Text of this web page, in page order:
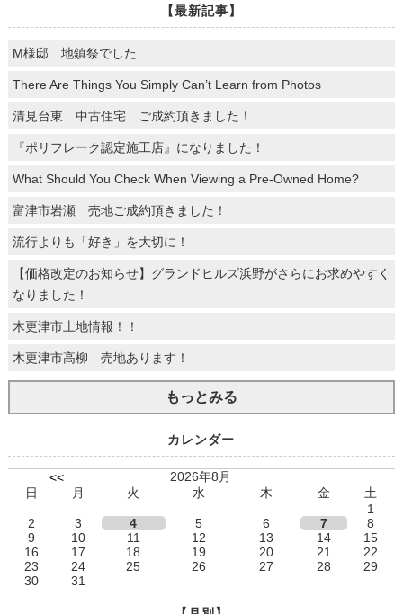
【最新記事】
M様邸 地鎮祭でした
There Are Things You Simply Can’t Learn from Photos
清見台東 中古住宅 ご成約頂きました！
『ポリフレーク認定施工店』になりました！
What Should You Check When Viewing a Pre-Owned Home?
富津市岩瀬 売地ご成約頂きました！
流行よりも「好き」を大切に！
【価格改定のお知らせ】グランドヒルズ浜野がさらにお求めやすく
なりました！
木更津市土地情報！！
木更津市高柳 売地あります！
もっとみる
カレンダー
<<
2026年8月
日
月 火 水 木 金
土
1
2
3 4 5 6 7
8
9
10 11 12 13 14
15
16
17 18 19 20 21
22
23
24 25 26 27 28
29
30
31